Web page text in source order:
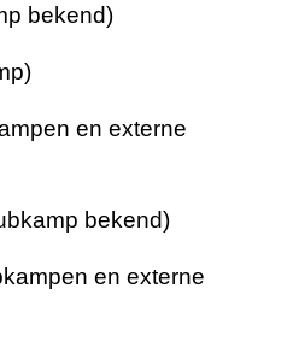
bekend)
en externe
bekend)
en externe